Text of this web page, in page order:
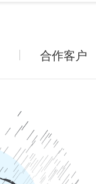
合作客户